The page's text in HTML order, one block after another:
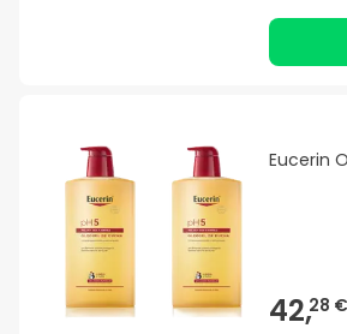
Eucerin
42,28 €